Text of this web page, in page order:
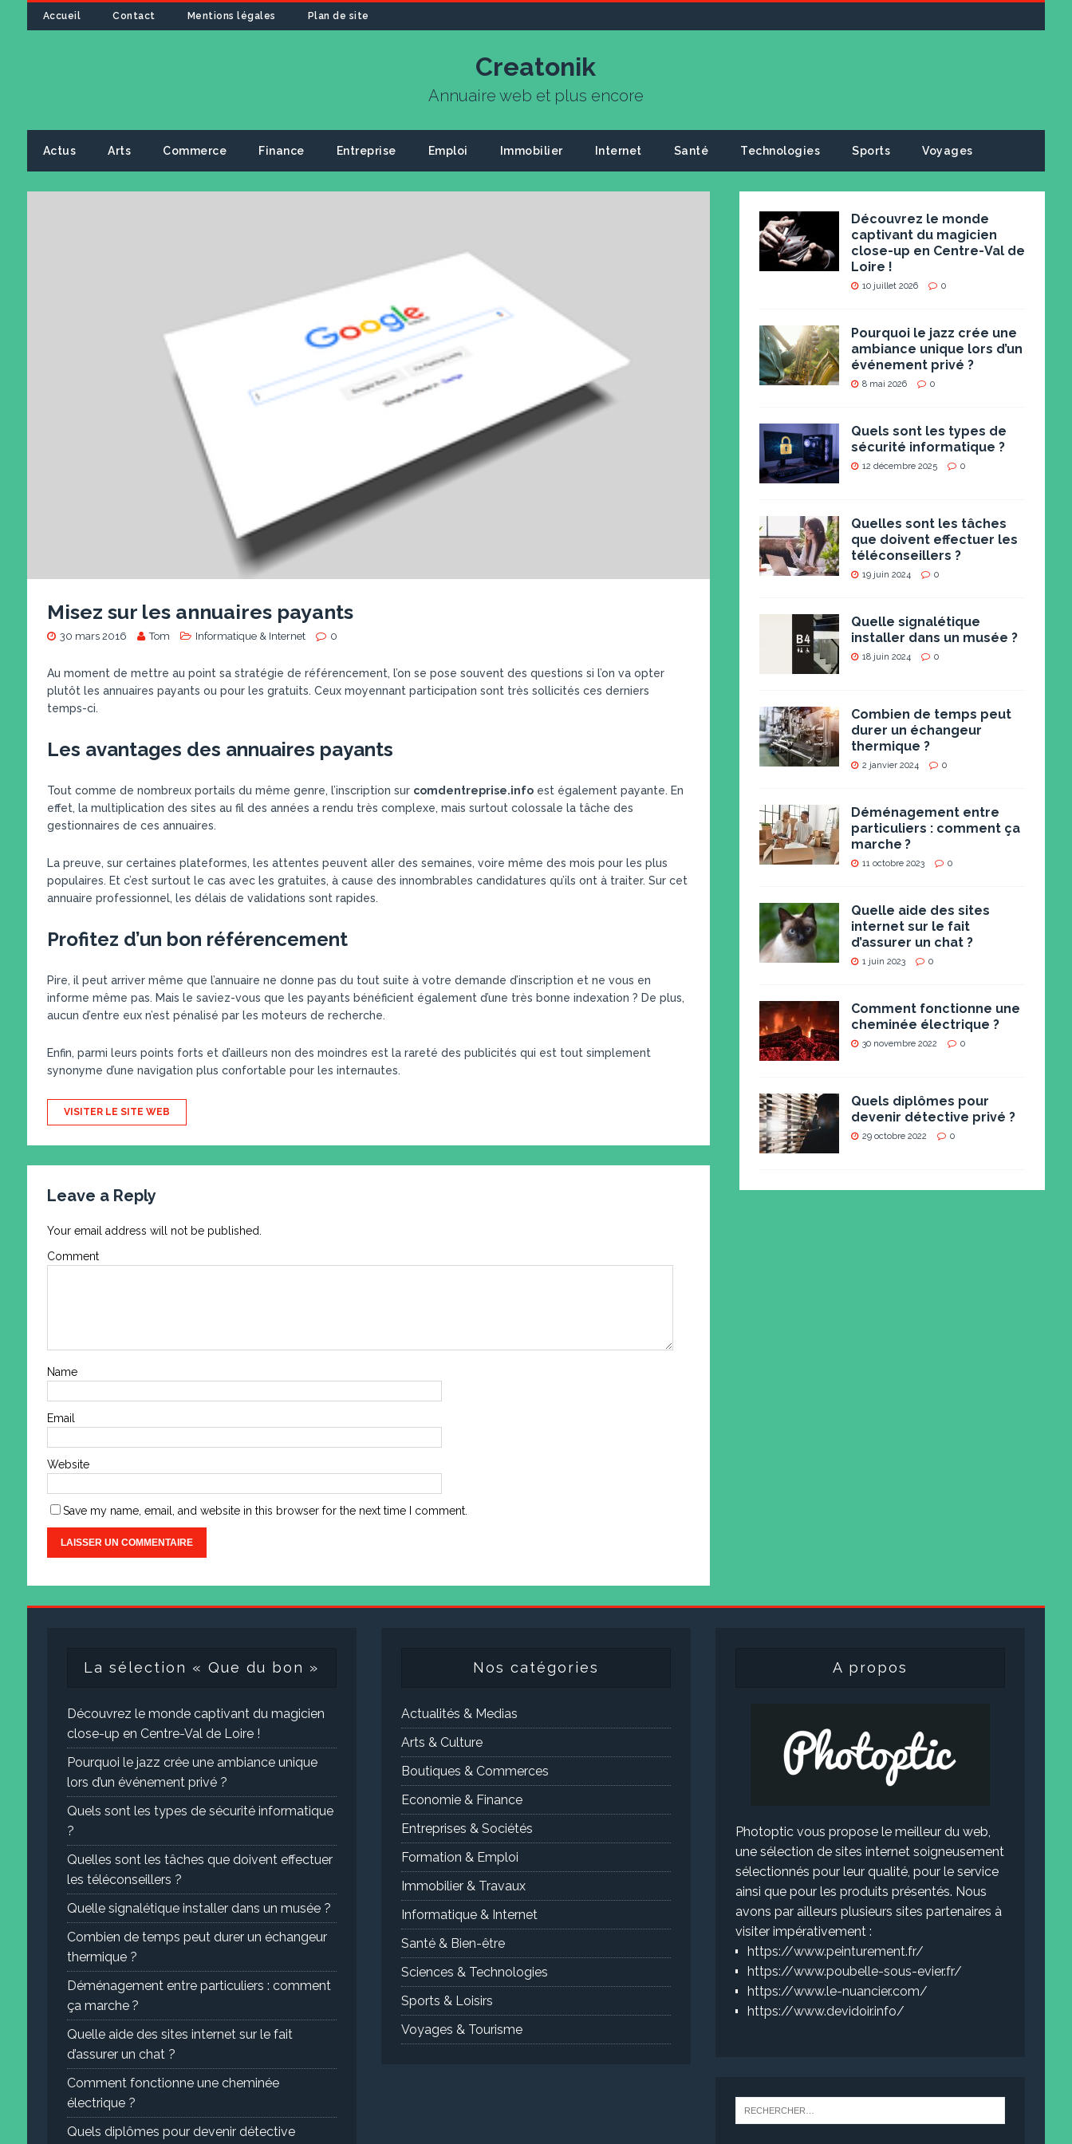
Accueil Contact Mentions légales Plan de site
Creatonik
Annuaire web et plus encore
Actus Arts Commerce Finance Entreprise Emploi Immobilier Internet Santé Technologies Sports Voyages
Misez sur les annuaires payants
30 mars 2016 Tom Informatique & Internet 0
Au moment de mettre au point sa stratégie de référencement, l’on se pose souvent des questions si l’on va opter
plutôt les annuaires payants ou pour les gratuits. Ceux moyennant participation sont très sollicités ces derniers
temps-ci.
Les avantages des annuaires payants
Tout comme de nombreux portails du même genre, l’inscription sur comdentreprise.infoest également payante. En
effet, la multiplication des sites au fil des années a rendu très complexe, mais surtout colossale la tâche des
gestionnaires de ces annuaires.
La preuve, sur certaines plateformes, les attentes peuvent aller des semaines, voire même des mois pour les plus
populaires. Et c’est surtout le cas avec les gratuites, à cause des innombrables candidatures qu’ils ont à traiter. Sur cet
annuaire professionnel, les délais de validations sont rapides.
Profitez d’un bon référencement
Pire, il peut arriver même que l’annuaire ne donne pas du tout suite à votre demande d’inscription et ne vous en
informe même pas. Mais le saviez-vous que les payants bénéficient également d’une très bonne indexation ? De plus,
aucun d’entre eux n’est pénalisé par les moteurs de recherche.
Enfin, parmi leurs points forts et d’ailleurs non des moindres est la rareté des publicités qui est tout simplement
synonyme d’une navigation plus confortable pour les internautes.
VISITER LE SITE WEB
Leave a Reply
Your email address will not be published.
Comment
Name
Email
Website
Save my name, email, and website in this browser for the next time I comment.
Découvrez le monde
captivant du magicien
close-up en Centre-Val de
Loire !
10 juillet 2026 0
Pourquoi le jazz crée une
ambiance unique lors d’un
événement privé ?
8 mai 2026 0
Quels sont les types de
sécurité informatique ?
12 décembre 2025 0
Quelles sont les tâches
que doivent effectuer les
téléconseillers ?
19 juin 2024 0
Quelle signalétique
installer dans un musée ?
18 juin 2024 0
Combien de temps peut
durer un échangeur
thermique ?
2 janvier 2024 0
Déménagement entre
particuliers : comment ça
marche ?
11 octobre 2023 0
Quelle aide des sites
internet sur le fait
d’assurer un chat ?
1 juin 2023 0
Comment fonctionne une
cheminée électrique ?
30 novembre 2022 0
Quels diplômes pour
devenir détective privé ?
29 octobre 2022 0
La sélection « Que du bon »
Découvrez le monde captivant du magicien
close-up en Centre-Val de Loire !
Pourquoi le jazz crée une ambiance unique
lors d’un événement privé ?
Quels sont les types de sécurité informatique
?
Quelles sont les tâches que doivent effectuer
les téléconseillers ?
Quelle signalétique installer dans un musée ?
Combien de temps peut durer un échangeur
thermique ?
Déménagement entre particuliers : comment
ça marche ?
Quelle aide des sites internet sur le fait
d’assurer un chat ?
Comment fonctionne une cheminée
électrique ?
Quels diplômes pour devenir détective
Nos catégories
Actualités & Medias
Arts & Culture
Boutiques & Commerces
Economie & Finance
Entreprises & Sociétés
Formation & Emploi
Immobilier & Travaux
Informatique & Internet
Santé & Bien-être
Sciences & Technologies
Sports & Loisirs
Voyages & Tourisme
A propos
Photoptic vous propose le meilleur du web,
une sélection de sites internet soigneusement
sélectionnés pour leur qualité, pour le service
ainsi que pour les produits présentés. Nous
avons par ailleurs plusieurs sites partenaires à
visiter impérativement :
https://www.peinturement.fr/
https://www.poubelle-sous-evier.fr/
https://www.le-nuancier.com/
https://www.devidoir.info/